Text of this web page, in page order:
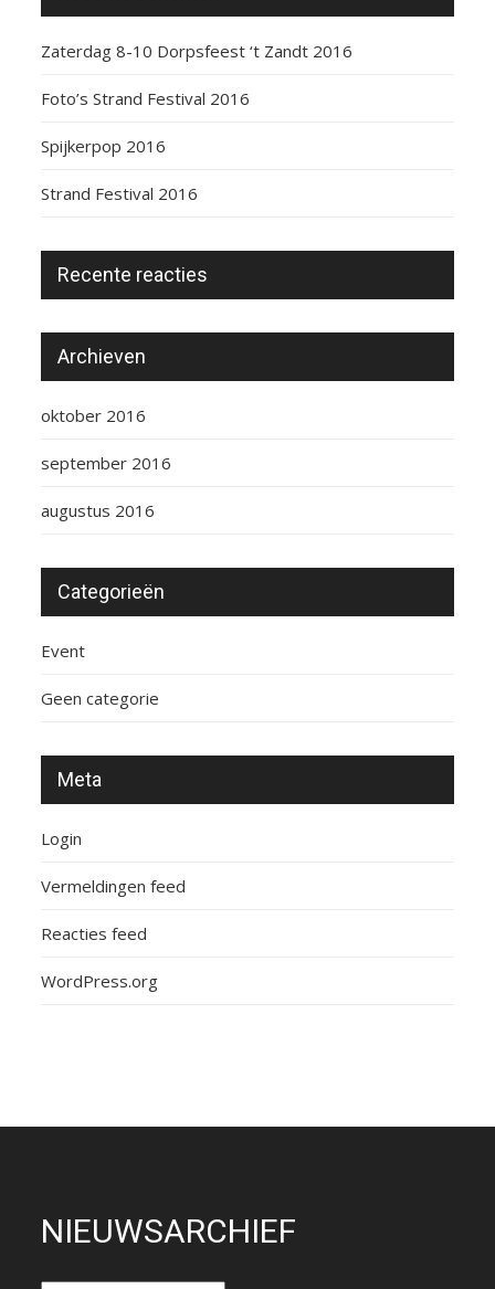
Zaterdag 8-10 Dorpsfeest ‘t Zandt 2016
Foto’s Strand Festival 2016
Spijkerpop 2016
Strand Festival 2016
Recente reacties
Archieven
oktober 2016
september 2016
augustus 2016
Categorieën
Event
Geen categorie
Meta
Login
Vermeldingen feed
Reacties feed
WordPress.org
NIEUWSARCHIEF